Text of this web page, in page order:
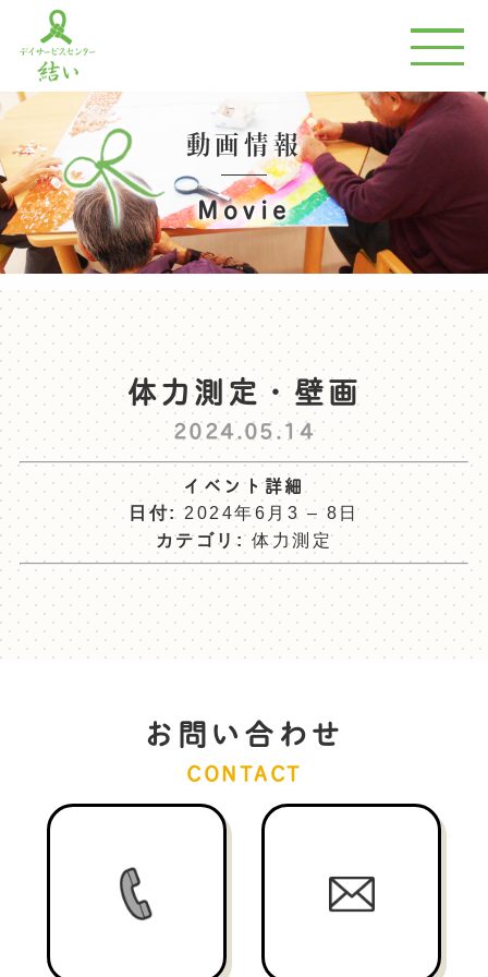
動画情報
Movie
体力測定・壁画
2024.05.14
イベント詳細
日付: 2024年6月3 –8日
カテゴリ: 体力測定
お問い合わせ
CONTACT